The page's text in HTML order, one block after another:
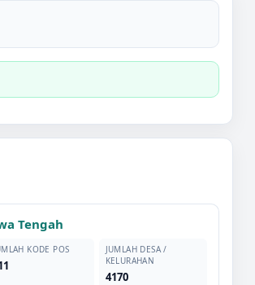
Tengah
KODE POS
JUMLAH DESA /
KELURAHAN
4170